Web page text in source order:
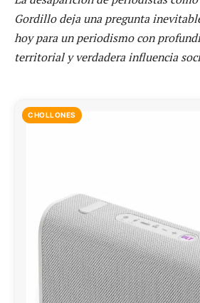
Gordillo deja una pregunta
hoy para un periodismo con
territorial y verdadera influencia
CHOLLONES